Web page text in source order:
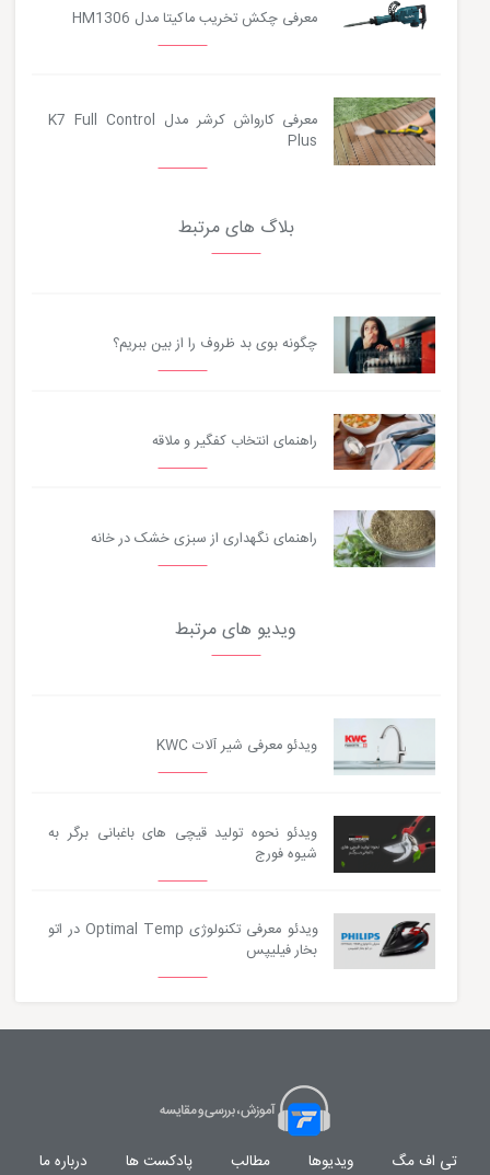
معرفی چکش تخریب ماکیتا مدل HM1306
معرفی کارواش کرشر مدل K7 Full Control
Plus
بلاگ های مرتبط
چگونه بوی بد ظروف را از بین ببریم؟
راهنمای انتخاب کفگیر و ملاقه
راهنمای نگهداری از سبزی خشک در خانه
ویدیو های مرتبط
ویدئو معرفی شیر آلات KWC
ویدئو نحوه تولید قیچی های باغبانی برگر به
شیوه فورج
ویدئو معرفی تکنولوژی Optimal Temp در اتو
بخار فیلیپس
تی اف مگ ویدیوها مطالب پادکست ها درباره ما